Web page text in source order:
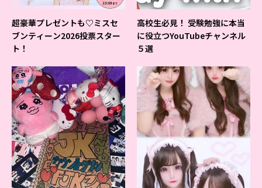
超豪華プレゼントも♡ミスセ
ブンティーン2026投票スター
ト！
高校生必見！ 受験勉強に本当
に役立つYouTubeチャンネル
５選